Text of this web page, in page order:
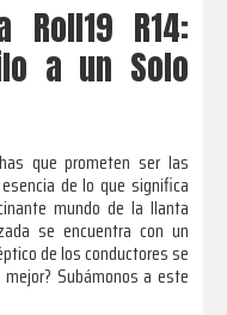
Roll19 R14:
a un Solo
que prometen ser las
de lo que significa
mundo de la llanta
se encuentra con un
de los conductores se
Subámonos a este